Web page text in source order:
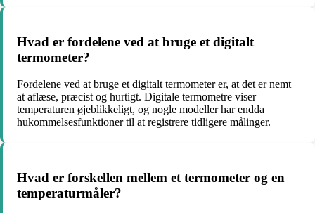
Hvad er fordelene ved at bruge et digitalt
termometer?
Fordelene ved at bruge et digitalt termometer er, at det er nemt
at aflæse, præcist og hurtigt. Digitale termometre viser
temperaturen øjeblikkeligt, og nogle modeller har endda
hukommelsesfunktioner til at registrere tidligere målinger.
Hvad er forskellen mellem et termometer og en
temperaturmåler?